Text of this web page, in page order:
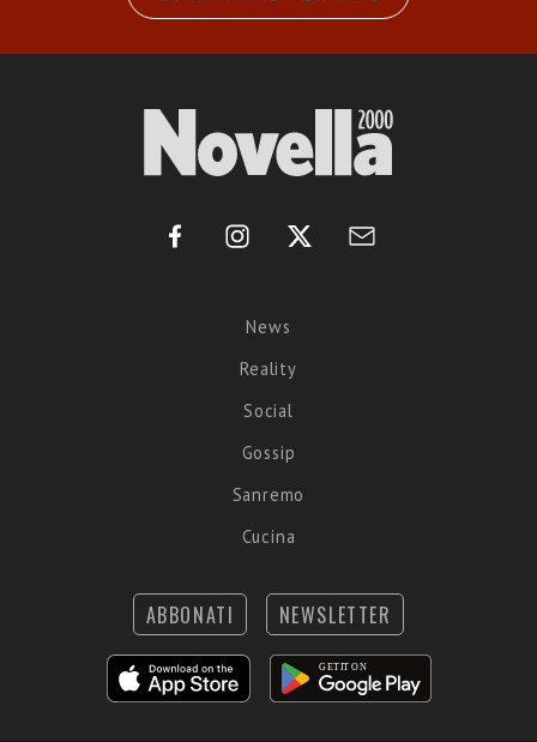
News
Reality
Social
Gossip
Sanremo
Cucina
ABBONATI NEWSLETTER